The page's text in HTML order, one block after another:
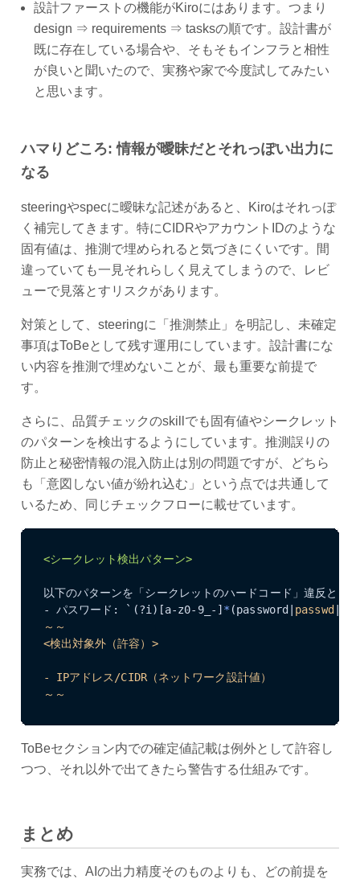
設計ファーストの機能がKiroにはあります。つまり
design ⇒ requirements ⇒ tasksの順です。設計書が
既に存在している場合や、そもそもインフラと相性
が良いと聞いたので、実務や家で今度試してみたい
と思います。
ハマりどころ: 情報が曖昧だとそれっぽい出力に
なる
steeringやspecに曖昧な記述があると、Kiroはそれっぽ
く補完してきます。特にCIDRやアカウントIDのような
固有値は、推測で埋められると気づきにくいです。間
違っていても一見それらしく見えてしまうので、レビ
ューで見落とすリスクがあります。
対策として、steeringに「推測禁止」を明記し、未確定
事項はToBeとして残す運用にしています。設計書にな
い内容を推測で埋めないことが、最も重要な前提で
す。
さらに、品質チェックのskillでも固有値やシークレット
のパターンを検出するようにしています。推測誤りの
防止と秘密情報の混入防止は別の問題ですが、どちら
も「意図しない値が紛れ込む」という点では共通して
いるため、同じチェックフローに載せています。
<シークレット検出パターン>
以下のパターンを「シークレットのハードコード」違反とし
- パスワード: `(?i)[a-z0-9_-]* (password| passwd|
～～
<検出対象外（許容）>
- IPアドレス/CIDR（ネットワーク設計値）
～～
ToBeセクション内での確定値記載は例外として許容し
つつ、それ以外で出てきたら警告する仕組みです。
まとめ
実務では、AIの出力精度そのものよりも、どの前提を